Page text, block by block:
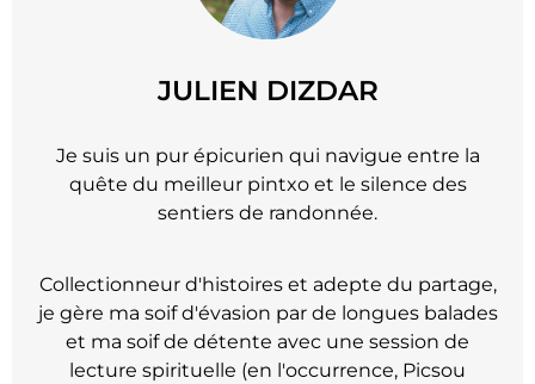
JULIEN DIZDAR
Je suis un pur épicurien qui navigue entre la
quête du meilleur pintxo et le silence des
sentiers de randonnée.
Collectionneur d'histoires et adepte du partage,
je gère ma soif d'évasion par de longues balades
et ma soif de détente avec une session de
lecture spirituelle (en l'occurrence, Picsou